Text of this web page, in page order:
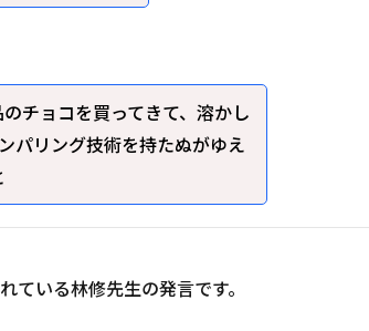
チョコを買ってきて、溶かし
パリング技術を持たぬがゆえ
ている林修先生の発言です。